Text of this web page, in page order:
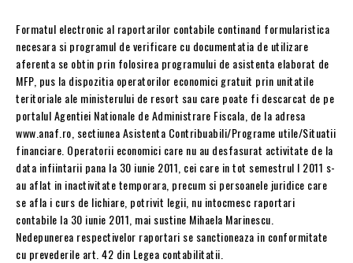
Formatul electronic al raportarilor contabile continand formularistica
necesara si programul de verificare cu documentatia de utilizare
aferenta se obtin prin folosirea programului de asistenta elaborat de
MFP, pus la dispozitia operatorilor economici gratuit prin unitatile
teritoriale ale ministerului de resort sau care poate fi descarcat de pe
portalul Agentiei Nationale de Administrare Fiscala, de la adresa
www.anaf.ro, sectiunea Asistenta Contribuabili/Programe utile/Situatii
financiare. Operatorii economici care nu au desfasurat activitate de la
data infiintarii pana la 30 iunie 2011, cei care in tot semestrul I 2011 s-
au aflat in inactivitate temporara, precum si persoanele juridice care
se afla i curs de lichiare, potrivit legii, nu intocmesc raportari
contabile la 30 iunie 2011, mai sustine Mihaela Marinescu.
Nedepunerea respectivelor raportari se sanctioneaza in conformitate
cu prevederile art. 42 din Legea contabilitatii.